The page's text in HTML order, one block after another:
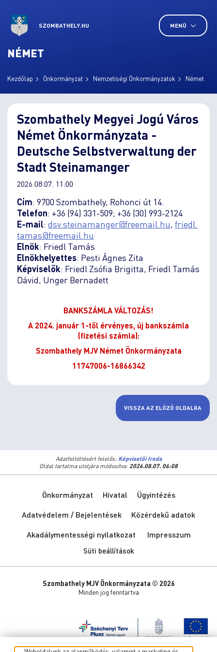
SZOMBATHELY.HU MENÜ
NÉMET
Kezdőlap Önkormányzat Nemzetiségi Önkormányzatok Német
Szombathely Megyei Jogú Város
Német Önkormányzata -
Deutsche Selbstverwaltung der
Stadt Steinamanger
2026.08.07. 11:00
Cím: 9700 Szombathely, Rohonci út 14.
Telefon: +36 (94) 331-509; +36 (30) 993-2124
E-mail: dsv.steinamanger freemail.hu friedl.
tamas
freemail.hu
Elnök: Friedl Tamás
Elnökhelyettes: Pesti Ágnes Zita
Képviselők: Friedl Zsófia Brigitta, Friedl Tamás
Dávid, Unger Bernadett
BANKSZÁMLA VÁLTOZÁS!
A 2024. január 1-től érvényes, új bankszámla
(fizetési számla):
Szombathely MJV Német Önkormányzata
11747006-16866342
VISSZA AZ ELŐZŐ OLDALRA
Adatfeltöltésért felelős: Képviselői Iroda
Oldal tartalma utoljára módosítva: 2026.08.07. 06:08
Önkormányzat Hivatal
Ügyintézés
Adatvédelem / Bejelentések
Közérdekű adatok
Akadálymentességi nyilatkozat
Impresszum
Süti beállítások
Szombathely MJV Önkormányzata © 2026
Minden jog fenntartva